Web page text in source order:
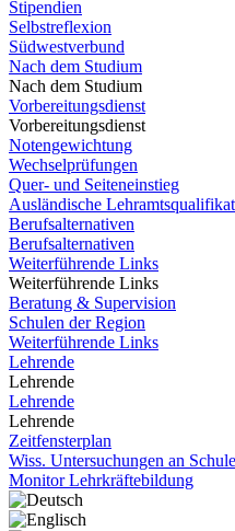
Stipendien
Selbstreflexion
Südwestverbund
Nach dem Studium
Nach dem Studium
Vorbereitungsdienst
Vorbereitungsdienst
Notengewichtung
Wechselprüfungen
Quer- und Seiteneinstieg
Ausländische
Berufsalternativen
Berufsalternativen
Weiterführende Links
Weiterführende Links
Beratung & Supervision
Schulen der Region
Weiterführende Links
Lehrende
Lehrende
Lehrende
Lehrende
Zeitfensterplan
Wiss. Untersuchungen an
Monitor Lehrkräftebildung